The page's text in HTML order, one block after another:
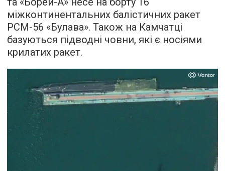
міжконтинентальних балістичних ракет
РСМ-56 «Булава». Також на Камчатці
базуються підводні човни, які є носіями
крилатих ракет.